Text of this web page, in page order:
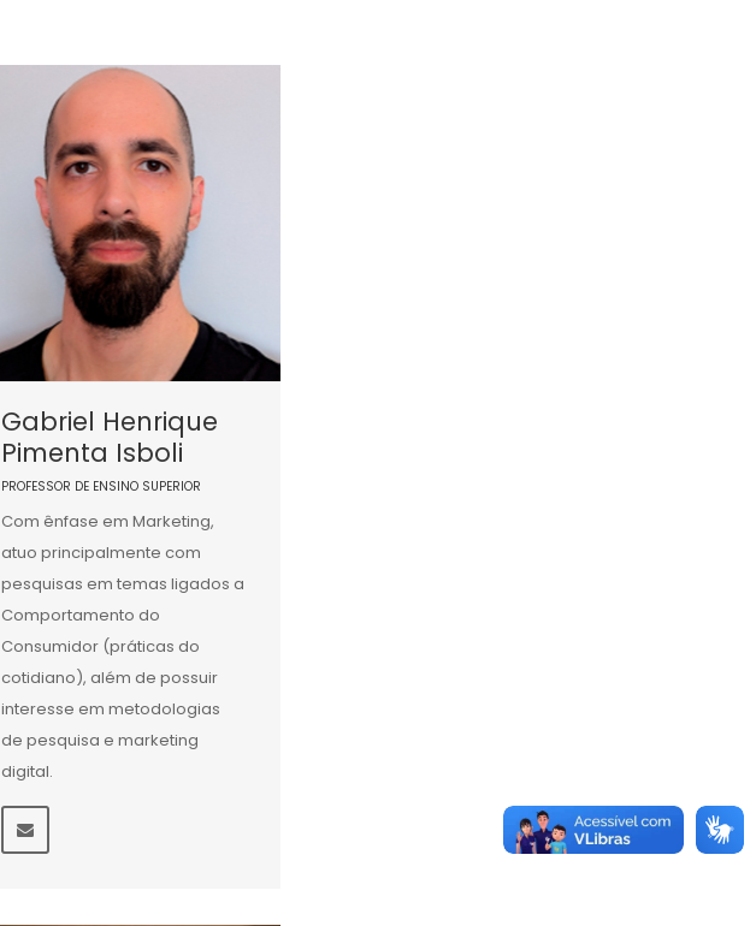
Gabriel Henrique
Pimenta Isboli
PROFESSOR DE ENSINO SUPERIOR
Com ênfase em Marketing,
atuo principalmente com
pesquisas em temas ligados a
Comportamento do
Consumidor (práticas do
cotidiano), além de possuir
interesse em metodologias
de pesquisa e marketing
digital.